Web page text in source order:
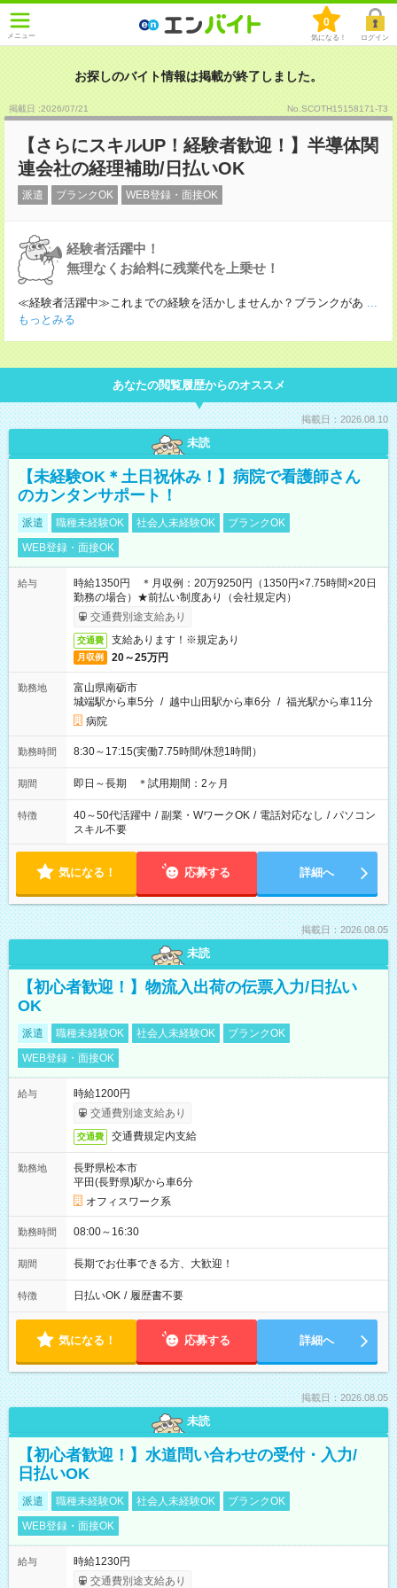
メニュー
0
気になる！ ログイン
お探しのバイト情報は掲載が終了しました。
掲載日 :2026/07/21 No.SCOTH15158171-T3
【さらにスキルUP！経験者歓迎！】半導体関
連会社の経理補助/日払いOK
派遣 ブランクOK WEB登録・面接OK
経験者活躍中！
無理なくお給料に残業代を上乗せ！
≪経験者活躍中≫これまでの経験を活かしませんか？ブランクがあ ...
もっとみる
あなたの閲覧履歴からのオススメ
掲載日：2026.08.10
未読
【未経験OK＊土日祝休み！】病院で看護師さん
のカンタンサポート！
派遣 職種未経験OK 社会人未経験OK
ブランクOK
WEB登録・面接OK
給与
時給1350円 ＊月収例：20万9250円（1350円×7.75時間×20日
勤務の場合）★前払い制度あり（会社規定内）
交通費別途支給あり
交通費 支給あります！※規定あり
月収例 20～25万円
勤務地
富山県南砺市
城端駅から車5分 / 越中山田駅から車6分 / 福光駅から車11分
病院
勤務時間 8:30～17:15(実働7.75時間/休憩1時間）
期間 即日～長期 ＊試用期間：2ヶ月
特徴 40～50代活躍中 / 副業・WワークOK / 電話対応なし / パソコン
スキル不要
気になる！ 応募する 詳細へ
掲載日：2026.08.05
未読
【初心者歓迎！】物流入出荷の伝票入力/日払い
OK
派遣 職種未経験OK 社会人未経験OK
ブランクOK
WEB登録・面接OK
給与
時給1200円
交通費別途支給あり
交通費 交通費規定内支給
勤務地
長野県松本市
平田(長野県)駅から車6分
オフィスワーク系
勤務時間 08:00～16:30
期間 長期でお仕事できる方、大歓迎！
特徴 日払いOK / 履歴書不要
気になる！ 応募する 詳細へ
掲載日：2026.08.05
未読
【初心者歓迎！】水道問い合わせの受付・入力/
日払いOK
派遣 職種未経験OK 社会人未経験OK
ブランクOK
WEB登録・面接OK
給与
時給1230円
交通費別途支給あり